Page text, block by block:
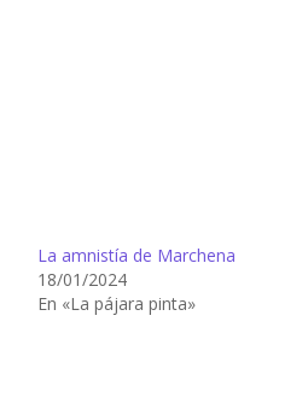
La amnistía de Marchena
18/01/2024
En «La pájara pinta»